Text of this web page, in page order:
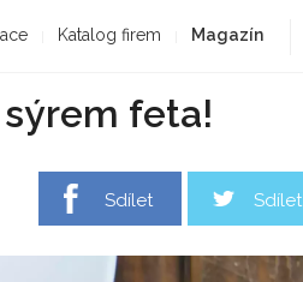
Katalog firem Magazín
feta!
Sdílet Sdílet